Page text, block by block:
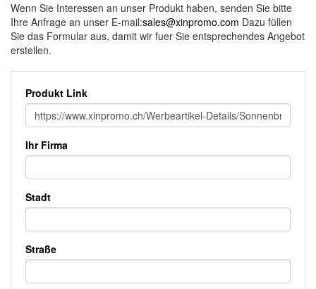
Wenn Sie Interessen an unser Produkt haben, senden Sie bitte
Ihre Anfrage an unser E-mail:sales@xinpromo.com Dazu füllen
Sie das Formular aus, damit wir fuer Sie entsprechendes Angebot
erstellen.
Produkt Link
Ihr Firma
Stadt
Straße